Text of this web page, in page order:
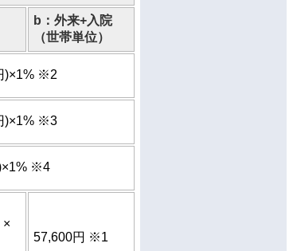
b：外来+入院
（世帯単位）
)×1% ※2
)×1% ※3
※4
×
57,600円 ※1